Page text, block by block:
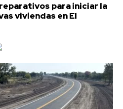
para iniciar la
viviendas en El